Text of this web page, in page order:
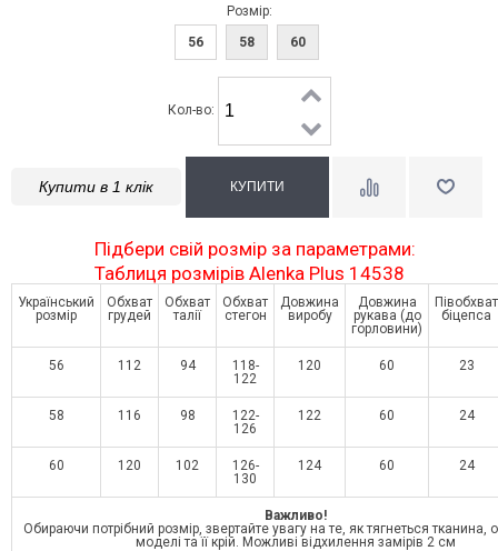
Розмір:
56
58 60
Кол-во:
Купити в 1 клік
Підбери свій розмір за параметрами:
Таблиця розмірів Alenka Plus 14538
Український
розмір
Обхват
грудей
Обхват
талії
Обхват
стегон
Довжина
виробу
Довжина
рукава (до
горловини)
Півобхват
біцепса
56 112 94
118-
122
120 60 23
58 116 98
122-
126
122 60 24
60 120 102
126-
130
124 60 24
Важливо!
Обираючи потрібний розмір, звертайте увагу на те, як тягнеться тканина,
моделі та її крій. Можливі відхилення замірів 2 см